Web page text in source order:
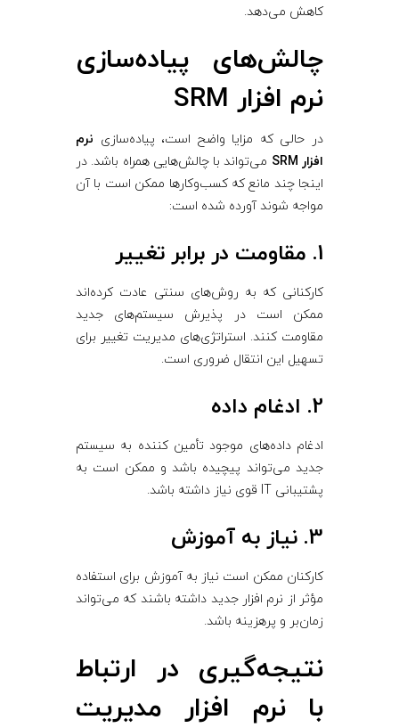
کاهش می‌دهد.
چالش‌های پیاده‌سازی
نرم‌ افزار SRM
در حالی که مزایا واضح است، پیاده‌سازی نرم‌
افزار SRM
می‌تواند با چالش‌هایی همراه باشد. در
اینجا چند مانع که کسب‌وکارها ممکن است با آن
مواجه شوند آورده شده است:
1. مقاومت در برابر تغییر
کارکنانی که به روش‌های سنتی عادت کرده‌اند
ممکن است در پذیرش سیستم‌های جدید
مقاومت کنند. استراتژی‌های مدیریت تغییر برای
تسهیل این انتقال ضروری است.
2. ادغام داده
ادغام داده‌های موجود تأمین ‌کننده به سیستم
جدید می‌تواند پیچیده باشد و ممکن است به
پشتیبانی IT قوی نیاز داشته باشد.
3. نیاز به آموزش
کارکنان ممکن است نیاز به آموزش برای استفاده
مؤثر از نرم‌ افزار جدید داشته باشند که می‌تواند
زمان‌بر و پرهزینه باشد.
نتیجه‌گیری در ارتباط
با نرم‌ افزار مدیریت